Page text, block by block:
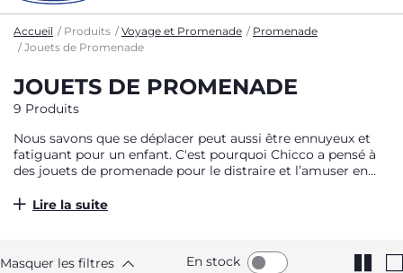
Accueil Produits Voyage et Promenade
Promenade
Jouets de Promenade
JOUETS DE PROMENADE
9 Produits
Nous savons que se déplacer peut aussi être ennuyeux et
fatiguant pour un enfant. C'est pourquoi Chicco a pensé à
des jouets de promenade pour le distraire et l’amuser en
Lire la suite
Masquer les filtres En stock